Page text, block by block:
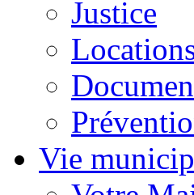
Justice
Vie